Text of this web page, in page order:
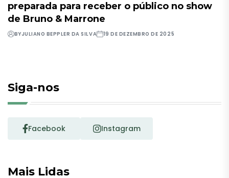
preparada para receber o público no show
de Bruno & Marrone
BYJULIANO BEPPLER DA SILVA 19 DE DEZEMBRO DE 2025
Siga-nos
Facebook Instagram
Mais Lidas